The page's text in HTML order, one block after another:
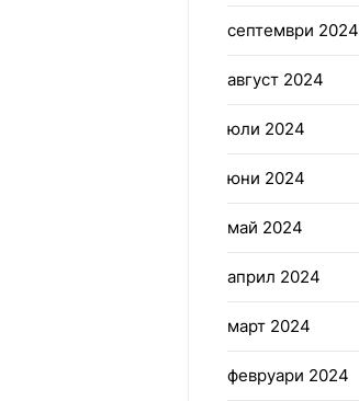
септември 2024
август 2024
юли 2024
юни 2024
май 2024
април 2024
март 2024
февруари 2024